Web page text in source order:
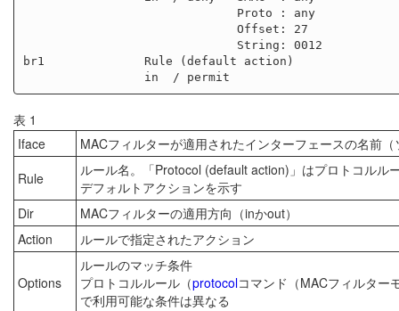
br1              Rule (default action)
表 1
Iface
MACフィルターが適用されたインターフェースの名前
Rule
ルール名。「Protocol (default action)」はプロトコル
デフォルトアクションを示す
Dir
MACフィルターの適用方向（inかout）
Action
ルールで指定されたアクション
Options
ルールのマッチ条件
プロトコルルール（protocolコマンド（MACフィルター
で利用可能な条件は異なる